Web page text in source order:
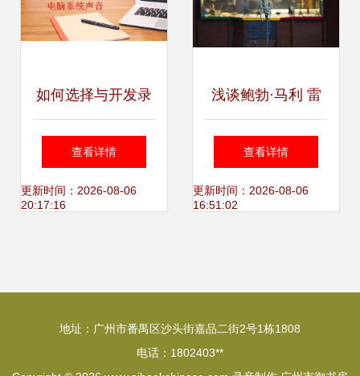
如何选择与开发录
制电脑内部声音的
录音软件
查看详情
更新时间：2026-08-06
20:17:16
浅谈鲍勃·马利 雷
鬼之声的全球回响
——录音制作中的
查看详情
更新时间：2026-08-06
16:51:02
地址：广州市番禺区沙头街嘉品二街2号1栋1808
电话：1802403**